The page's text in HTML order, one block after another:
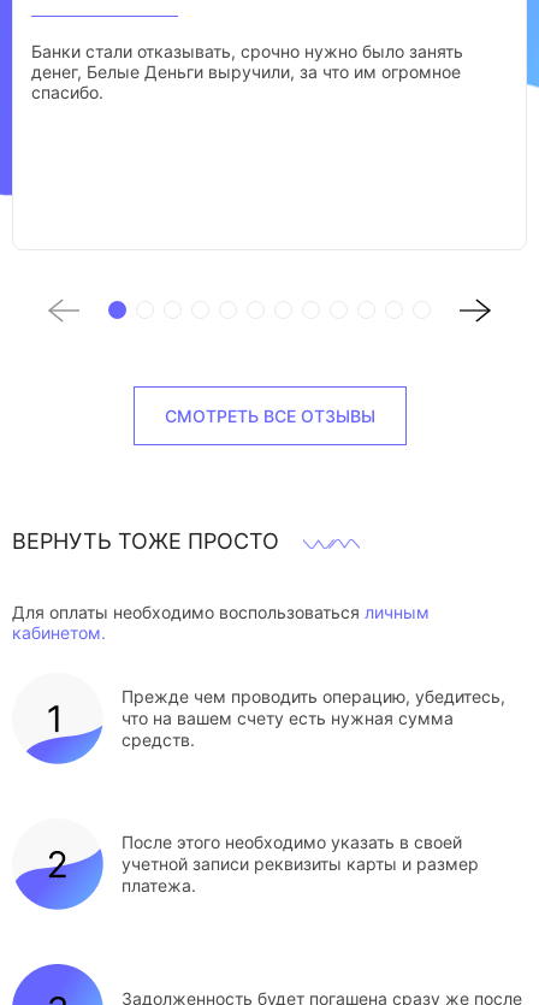
Банки стали отказывать, срочно нужно было занять
денег, Белые Деньги выручили, за что им огромное
спасибо.
СМОТРЕТЬ ВСЕ ОТЗЫВЫ
ВЕРНУТЬ ТОЖЕ ПРОСТО
Для оплаты необходимо воспользоваться личным
кабинетом.
Прежде чем проводить операцию, убедитесь,
что на вашем счету есть нужная сумма
средств.
После этого необходимо указать в своей
учетной записи реквизиты карты и размер
платежа.
Задолженность будет погашена сразу же после